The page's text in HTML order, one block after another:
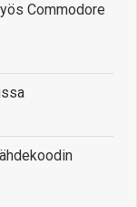
Commodore